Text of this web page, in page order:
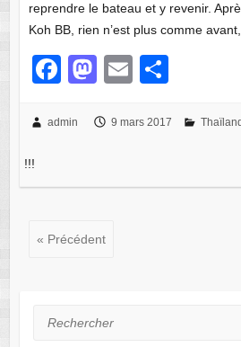
reprendre le bateau et y revenir.
Koh BB, rien n’est plus comme
F
c
b
o
M
st
d
n
E
ail ta
er
admin 9 mars 2017
!!!
« Précédent
Rechercher